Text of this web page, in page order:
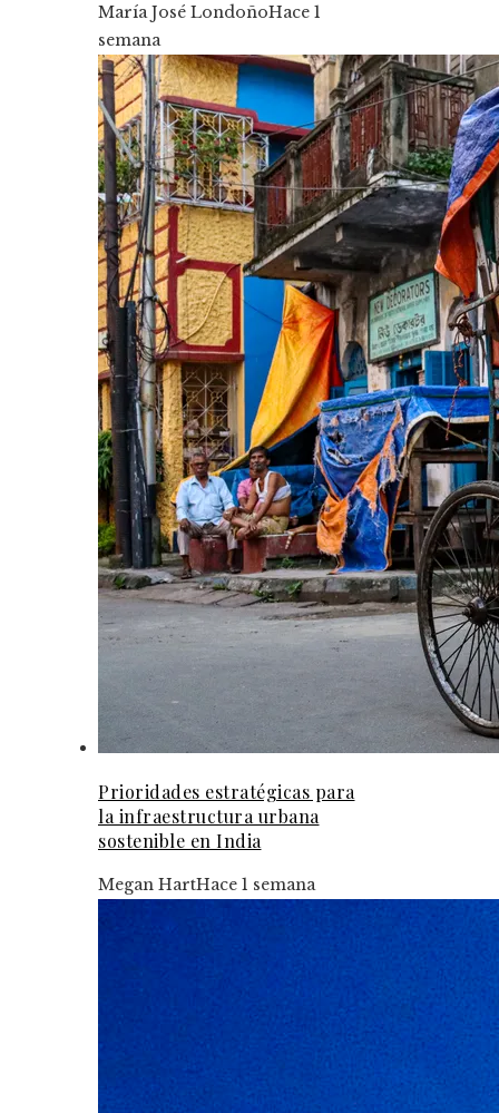
María José LondoñoHace 1
semana
Prioridades estratégicas para
la infraestructura urbana
sostenible en India
Megan HartHace 1 semana